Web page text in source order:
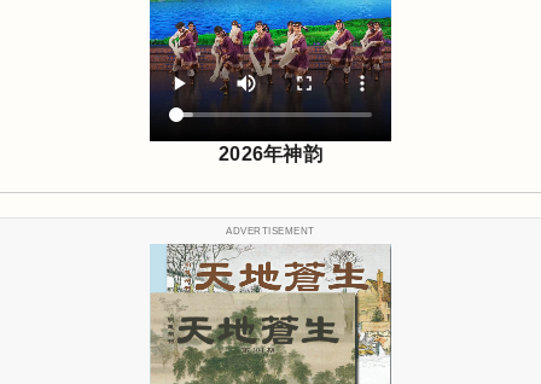
2026年神韵
ADVERTISEMENT